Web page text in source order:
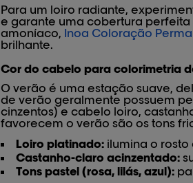
Para um loiro radiante,
e garante uma cobertura
amoníaco, Inoa Coloração
brilhante.
Cor do cabelo para colorimetria
O verão é uma estação suave,
de verão geralmente possuem
cinzentos) e cabelo loiro,
favorecem o verão são os tons
Loiro platinado: ilumina o
Castanho-claro acinzentado:
Tons pastel (rosa, lilás, azul):